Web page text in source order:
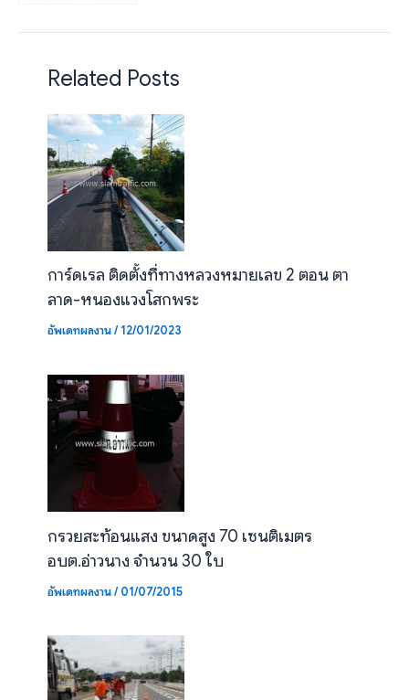
Related Posts
การ์ดเรล ติดตั้งที่ทางหลวงหมายเลข 2 ตอน ตา
ลาด-หนองแวงโสกพระ
อัพเดทผลงาน/12/01/2023
กรวยสะท้อนแสง ขนาดสูง 70 เซนติเมตร
อบต.อ่าวนาง จำนวน 30 ใบ
อัพเดทผลงาน/01/07/2015